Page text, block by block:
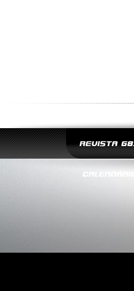
REVISTA
CALENDÁRIO